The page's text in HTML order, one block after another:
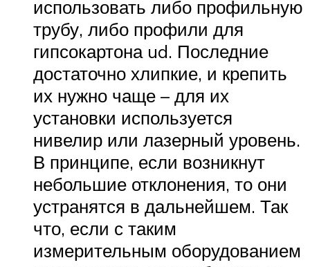
использовать либо профильную
трубу, либо профили для
гипсокартона ud. Последние
достаточно хлипкие, и крепить
их нужно чаще – для их
установки используется
нивелир или лазерный уровень.
В принципе, если возникнут
небольшие отклонения, то они
устранятся в дальнейшем. Так
что, если с таким
измерительным оборудованием